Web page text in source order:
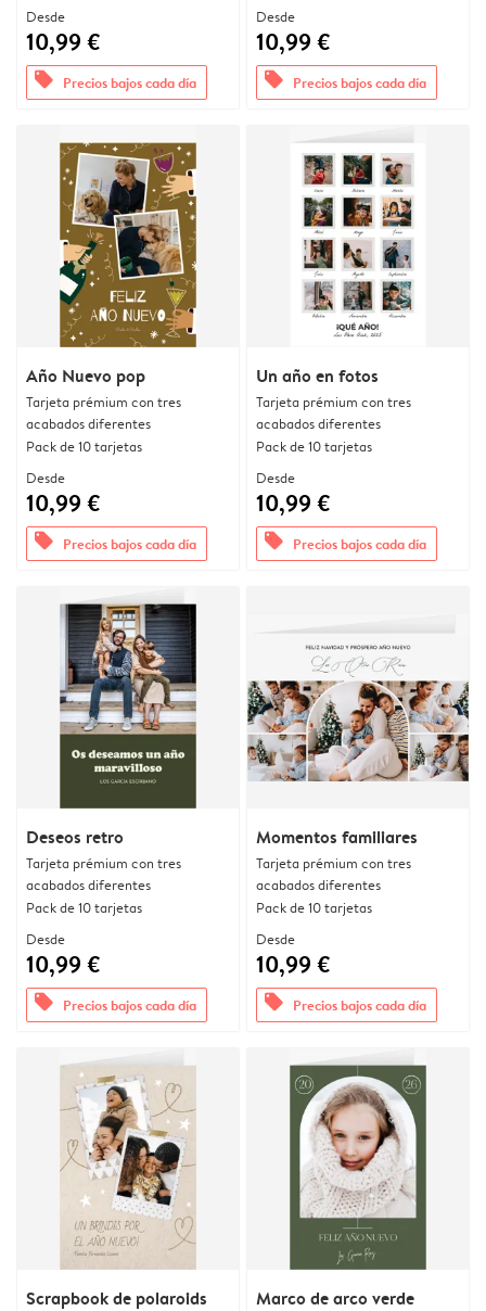
Desde
10,99 €
offers Precios bajos cada día
Desde
10,99 €
offers Precios bajos cada día
Año Nuevo pop
Tarjeta prémium con tres
acabados diferentes
Pack de 10 tarjetas
Desde
10,99 €
offers Precios bajos cada día
Un año en fotos
Tarjeta prémium con tres
acabados diferentes
Pack de 10 tarjetas
Desde
10,99 €
offers Precios bajos cada día
Deseos retro
Tarjeta prémium con tres
acabados diferentes
Pack de 10 tarjetas
Desde
10,99 €
offers Precios bajos cada día
Momentos familiares
Tarjeta prémium con tres
acabados diferentes
Pack de 10 tarjetas
Desde
10,99 €
offers Precios bajos cada día
Scrapbook de polaroids Marco de arco verde